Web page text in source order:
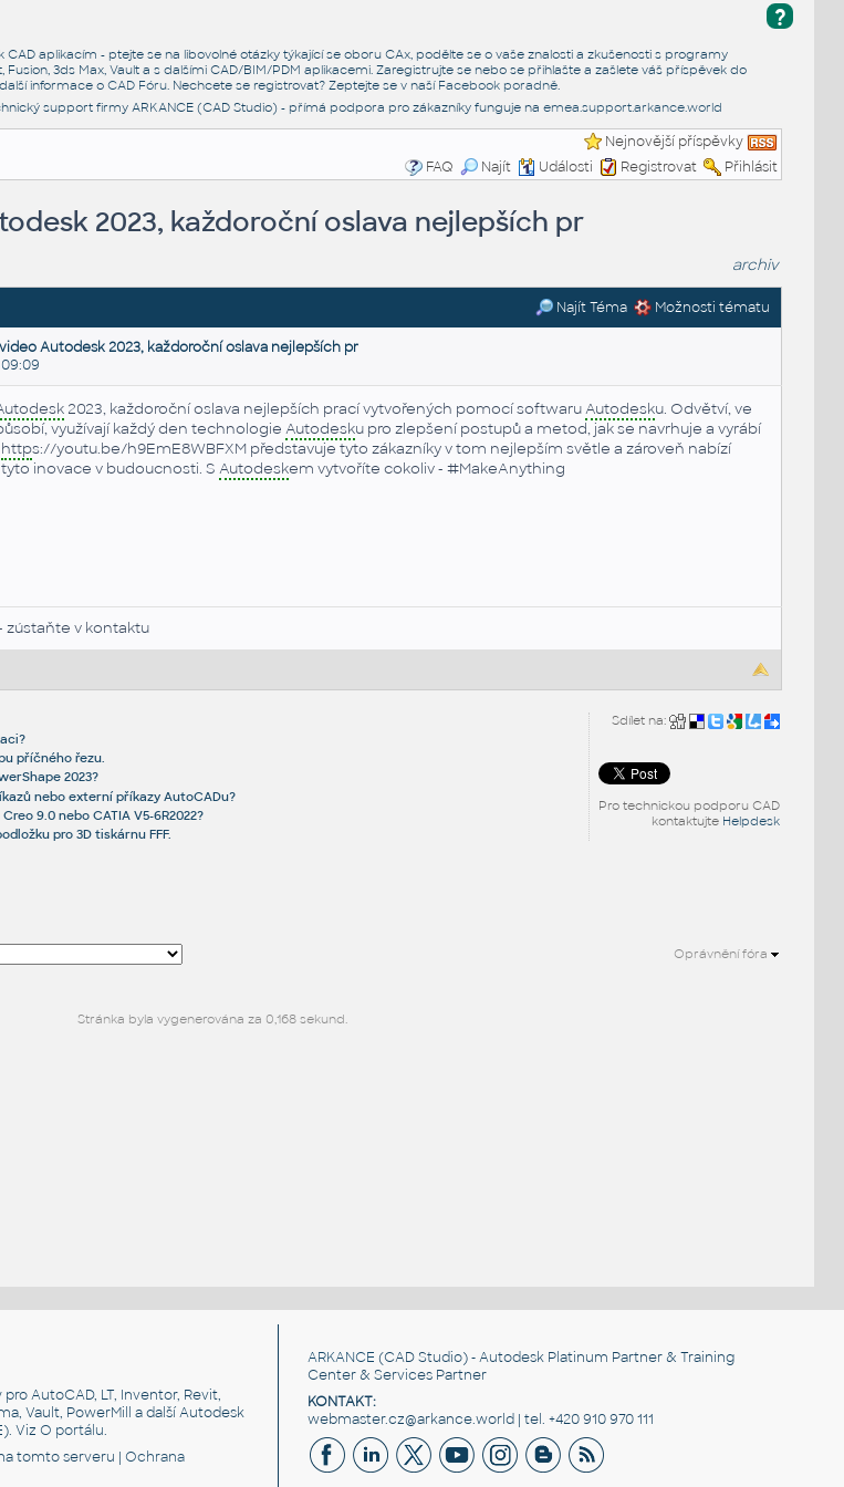
?
CAD aplikacím - ptejte se na libovolné otázky týkající se oboru CAx, podělte se o vaše znalosti a zkušenosti s programy
Fusion, 3ds Max, Vault a s dalšími CAD/BIM/PDM aplikacemi. Zaregistrujte se nebo se přihlašte a zašlete váš příspěvek do
informace o CAD Fóru. Nechcete se registrovat? Zeptejte se v naší Facebook poradně.
support firmy ARKANCE (CAD Studio) - přímá podpora pro zákazníky funguje na emea.support.arkance.world
Nejnovější příspěvky
FAQ
Najít Události Registrovat Přihlásit
2023, každoroční oslava nejlepších pr
archiv
Najít Téma Možnosti tématu
Autodesk 2023, každoroční oslava nejlepších pr
2023, každoroční oslava nejlepších prací vytvořených pomocí softwaruAutodesku. Odvětví, ve
využívají každý den technologie Autodesku pro zlepšení postupů a metod, jak se navrhuje a vyrábí
https://youtu.be/h9EmE8WBFXM představuje tyto zákazníky v tom nejlepším světle a zároveň nabízí
inovace v budoucnosti. S Autodeskem vytvoříte cokoliv - #MakeAnything
zústaňte v kontaktu
Sdílet na:
Pro technickou podporu CAD
kontaktujte Helpdesk
příčného řezu.
2023?
nebo externí příkazy AutoCADu?
9.0 nebo CATIA V5-6R2022?
pro 3D tiskárnu FFF.
Oprávnění fóra
Stránka byla vygenerována za 0,168 sekund.
AutoCAD, LT, Inventor, Revit,
Vault, PowerMill a další Autodesk
VizO portálu.
tomto serveru |Ochrana
ARKANCE (CAD Studio) - Autodesk Platinum Partner & Training
Center & Services Partner
KONTAKT:
webmaster.cz@arkance.world | tel. +420 910 970 111